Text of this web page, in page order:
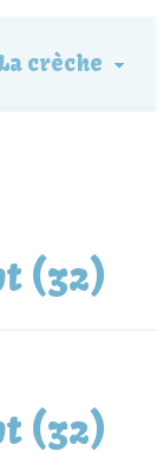
crèche
(32)
(32)